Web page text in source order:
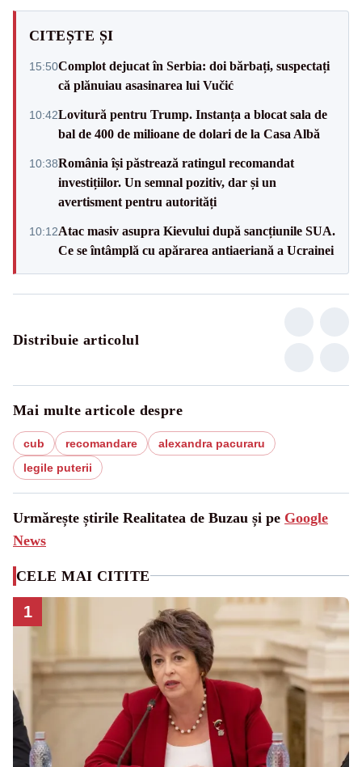
CITEȘTE ȘI
15:50Complot dejucat în Serbia: doi bărbați, suspectați
că plănuiau asasinarea lui Vučić
10:42Lovitură pentru Trump. Instanța a blocat sala de
bal de 400 de milioane de dolari de la Casa Albă
10:38România își păstrează ratingul recomandat
investițiilor. Un semnal pozitiv, dar și un
avertisment pentru autorități
10:12Atac masiv asupra Kievului după sancțiunile SUA.
Ce se întâmplă cu apărarea antiaeriană a Ucrainei
Distribuie articolul
Mai multe articole despre
cub recomandare
alexandra pacuraru
legile puterii
Urmărește știrile Realitatea de Buzau și pe Google
News
CELE MAI CITITE
1